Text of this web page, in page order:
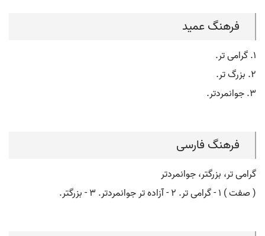
فرهنگ عمید
۱. گرامی تر.
۲. بزرگ تر.
۳. جوانمردتر.
فرهنگ فارسی
گرامی تر، بزرگتر، جوانمردتر
( صفت ) ۱ - گرامی تر. ۲ - آزاده تر جوانمردتر. ۳ - بزرگتر.